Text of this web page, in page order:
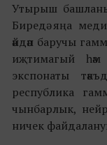
Утырыш
Биредә яңа
әйдәп баручы
иҗтимагый
экспонаты
республика
чынбарлык,
ничек